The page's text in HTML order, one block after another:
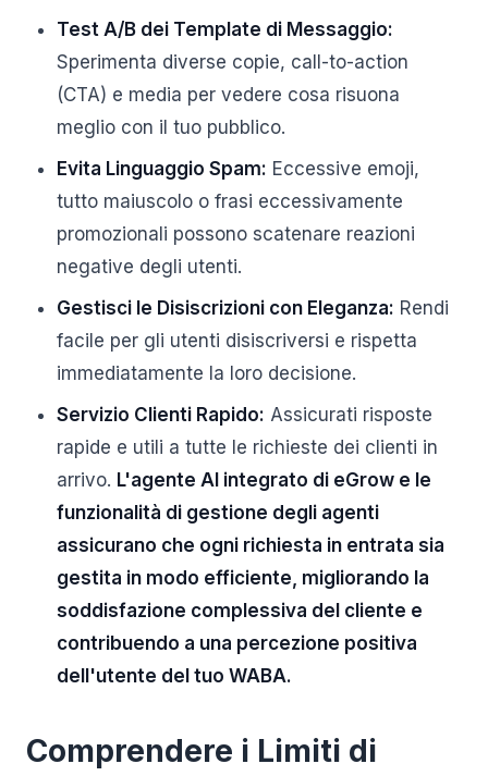
Test A/B dei Template di Messaggio:
Sperimenta diverse copie, call-to-action
(CTA) e media per vedere cosa risuona
meglio con il tuo pubblico.
Evita Linguaggio Spam: Eccessive emoji,
tutto maiuscolo o frasi eccessivamente
promozionali possono scatenare reazioni
negative degli utenti.
Gestisci le Disiscrizioni con Eleganza: Rendi
facile per gli utenti disiscriversi e rispetta
immediatamente la loro decisione.
Servizio Clienti Rapido: Assicurati risposte
rapide e utili a tutte le richieste dei clienti in
arrivo. L'agente AI integrato di eGrow e le
funzionalità di gestione degli agenti
assicurano che ogni richiesta in entrata sia
gestita in modo efficiente, migliorando la
soddisfazione complessiva del cliente e
contribuendo a una percezione positiva
dell'utente del tuo WABA.
Comprendere i Limiti di